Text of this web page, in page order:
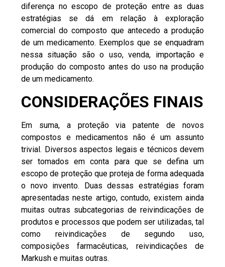
diferença no escopo de proteção entre as duas
estratégias se dá em relação à exploração
comercial do composto que antecedo a produção
de um medicamento. Exemplos que se enquadram
nessa situação são o uso, venda, importação e
produção do composto antes do uso na produção
de um medicamento.
CONSIDERAÇÕES FINAIS
Em suma, a proteção via patente de novos
compostos e medicamentos não é um assunto
trivial. Diversos aspectos legais e técnicos devem
ser tomados em conta para que se defina um
escopo de proteção que proteja de forma adequada
o novo invento. Duas dessas estratégias foram
apresentadas neste artigo, contudo, existem ainda
muitas outras subcategorias de reivindicações de
produtos e processos que podem ser utilizadas, tal
como reivindicações de segundo uso,
composições farmacêuticas, reivindicações de
Markush e muitas outras.